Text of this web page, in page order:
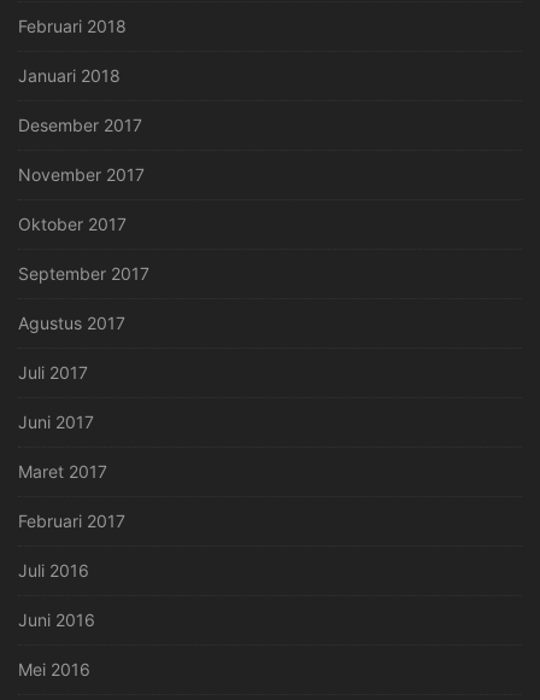
Februari 2018
Januari 2018
Desember 2017
November 2017
Oktober 2017
September 2017
Agustus 2017
Juli 2017
Juni 2017
Maret 2017
Februari 2017
Juli 2016
Juni 2016
Mei 2016